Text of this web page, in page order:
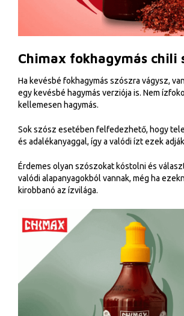
Chimax fokhagymás chili
Ha kevésbé fokhagymás szószra vágysz,
egy kevésbé hagymás verziója is. Nem
kellemesen hagymás.
Sok szósz esetében felfedezhető, hogy
és adalékanyaggal, így a valódi ízt ezek
Érdemes olyan szószokat kóstolni és
valódi alapanyagokból vannak, még ha
kirobbanó az ízvilága.